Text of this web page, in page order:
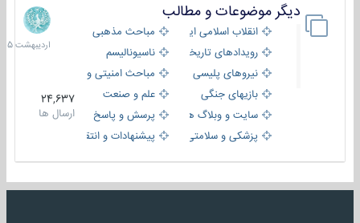
دیگر موضوعات و مطالب
انقلاب اسلامی ایران
مباحث مذهبی
رویدادهای تاریخی و مذهبیناسیونالیسم
نیروهای پلیسی
مباحث امنیتی و اطلاعاتی
بازیهای جنگی
علم و صنعت
سایت و وبلاگ ها
پرسش و پاسخ
پزشکی و سلامتی
پیشنهادات و انتقادات
24,637
ارسال ها
8
1405